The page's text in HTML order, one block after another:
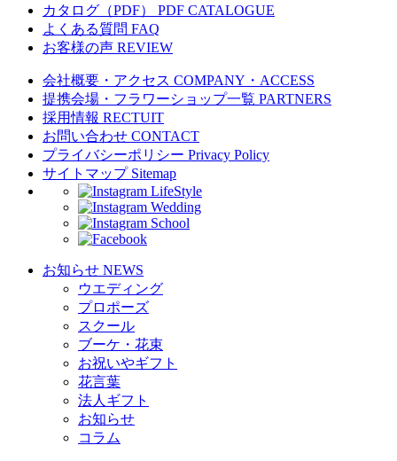
カタログ（PDF）
PDF CATALOGUE
よくある質問 FAQ
お客様の声 REVIEW
会社概要・アクセス COMPANY・ACCESS
提携会場・フラワーショップ一覧 PARTNERS
採用情報 RECTUIT
お問い合わせ CONTACT
プライバシーポリシー Privacy Policy
サイトマップ Sitemap
LifeStyle
Wedding
School
お知らせ NEWS
ウエディング
プロポーズ
スクール
ブーケ・花束
お祝いやギフト
花言葉
法人ギフト
お知らせ
コラム